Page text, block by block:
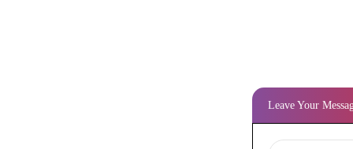
Leave Your